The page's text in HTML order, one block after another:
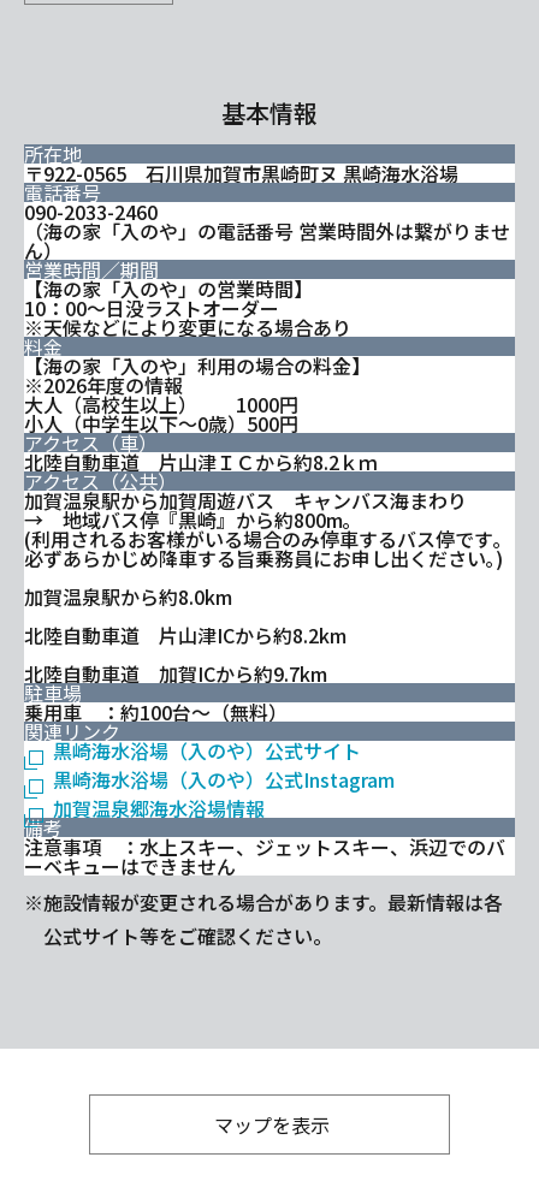
基本情報
所在地
〒922-0565 石川県加賀市黒崎町ヌ 黒崎海水浴場
電話番号
090-2033-2460
（海の家「入のや」の電話番号 営業時間外は繋がりませ
ん）
営業時間／期間
【海の家「入のや」の営業時間】
10：00～日没ラストオーダー
※天候などにより変更になる場合あり
料金
【海の家「入のや」利用の場合の料金】
※2026年度の情報
大人（高校生以上） 1000円
小人（中学生以下～0歳）500円
アクセス（車）
北陸自動車道 片山津ＩＣから約8.2ｋｍ
アクセス（公共）
加賀温泉駅から加賀周遊バス キャンバス海まわり
→ 地域バス停『黒崎』から約800m｡
(利用されるお客様がいる場合のみ停車するバス停です｡
必ずあらかじめ降車する旨乗務員にお申し出ください｡)
加賀温泉駅から約8.0km
北陸自動車道 片山津ICから約8.2km
北陸自動車道 加賀ICから約9.7km
駐車場
乗用車 ：約100台～（無料）
関連リンク
黒崎海水浴場（入のや）公式サイト
黒崎海水浴場（入のや）公式Instagram
加賀温泉郷海水浴場情報
備考
注意事項 ：水上スキー、ジェットスキー、浜辺でのバ
ーベキューはできません
※施設情報が変更される場合があります。最新情報は各
公式サイト等をご確認ください。
マップを表示